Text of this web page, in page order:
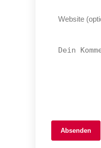
Absenden
06. Februar 2026